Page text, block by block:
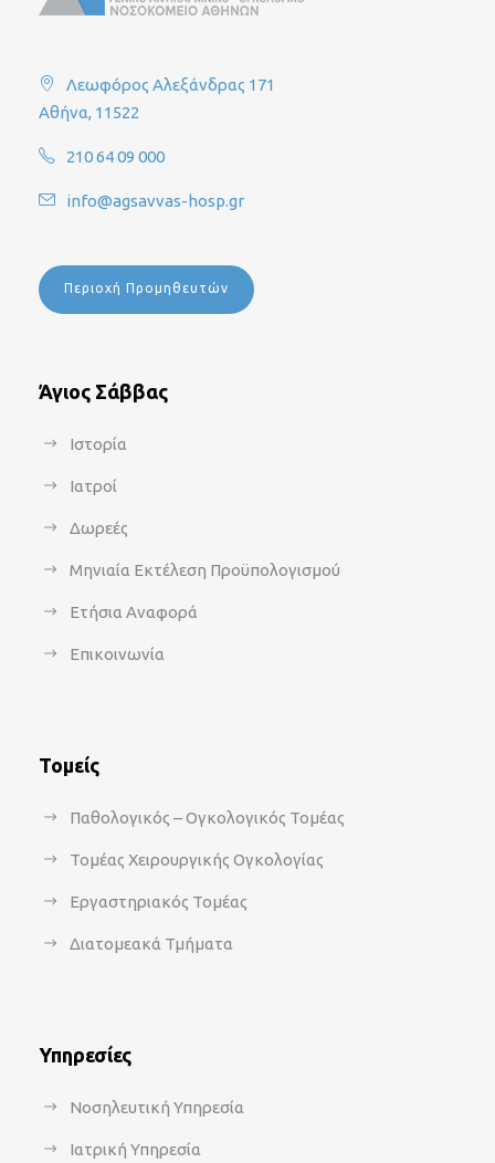
Λεωφόρος Αλεξάνδρας 171
Αθήνα, 11522
210 64 09 000
info@agsavvas-hosp.gr
Περιοχή Προμηθευτών
Άγιος Σάββας
Ιστορία
Ιατροί
Δωρεές
Μηνιαία Εκτέλεση Προϋπολογισμού
Ετήσια Αναφορά
Επικοινωνία
Τομείς
Παθολογικός – Ογκολογικός Τομέας
Τομέας Χειρουργικής Ογκολογίας
Εργαστηριακός Τομέας
Διατομεακά Τμήματα
Υπηρεσίες
Νοσηλευτική Υπηρεσία
Ιατρική Υπηρεσία